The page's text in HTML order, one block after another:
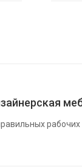
рабочих